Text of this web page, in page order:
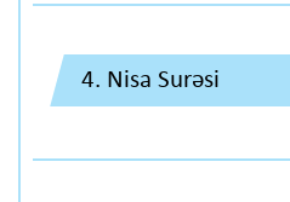
4. Nisa Surəsi